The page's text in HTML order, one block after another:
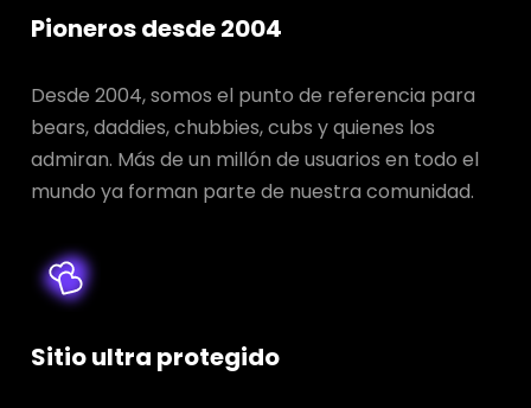
Pioneros desde 2004
Desde 2004, somos el punto de referencia para
bears, daddies, chubbies, cubs y quienes los
admiran. Más de un millón de usuarios en todo el
mundo ya forman parte de nuestra comunidad.
Sitio ultra protegido